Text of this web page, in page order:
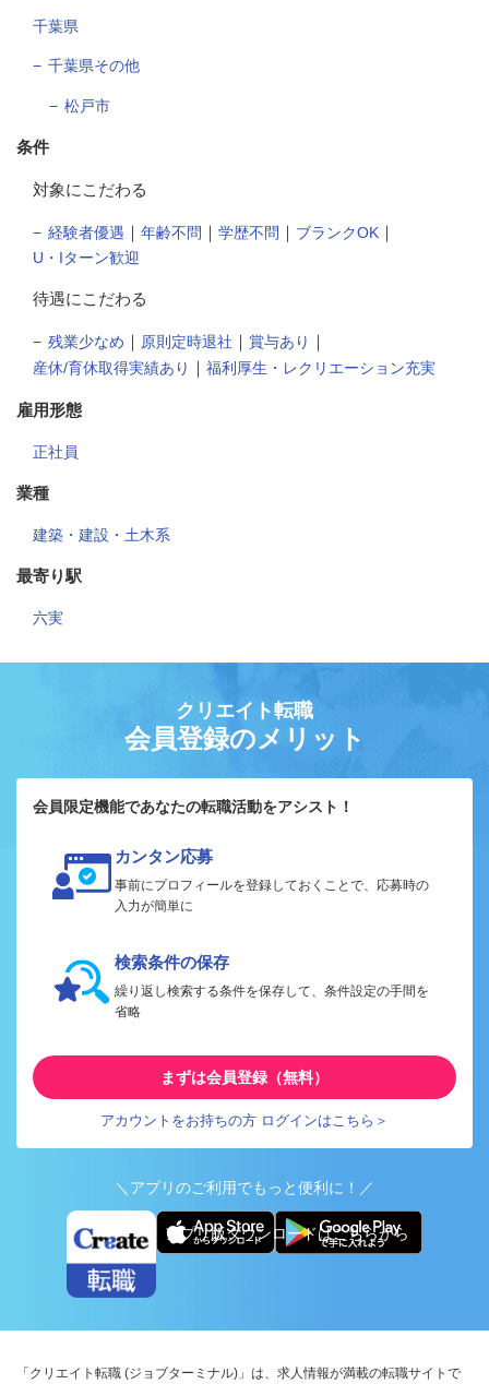
千葉県
千葉県その他
松戸市
条件
対象にこだわる
経験者優遇 ｜ 年齢不問 ｜ 学歴不問 ｜ ブランクOK ｜
U・Iターン歓迎
待遇にこだわる
残業少なめ ｜ 原則定時退社 ｜ 賞与あり ｜
産休/育休取得実績あり ｜ 福利厚生・レクリエーション充実
雇用形態
正社員
業種
建築・建設・土木系
最寄り駅
六実
クリエイト転職
会員登録のメリット
会員限定機能であなたの転職活動をアシスト！
カンタン応募
事前にプロフィールを登録しておくことで、応募時の
入力が簡単に
検索条件の保存
繰り返し検索する条件を保存して、条件設定の手間を
省略
まずは会員登録（無料）
アカウントをお持ちの方 ログインはこちら＞
＼アプリのご利用でもっと便利に！／
アプリ版ダウンロードはこちらから
「クリエイト転職 (ジョブターミナル)」は、求人情報が満載の転職サイトで